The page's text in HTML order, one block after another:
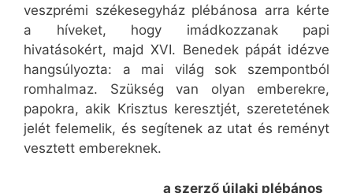
veszprémi székesegyház plébánosa arra kérte
a híveket, hogy imádkozzanak papi
hivatásokért, majd XVI. Benedek pápát idézve
hangsúlyozta: a mai világ sok szempontból
romhalmaz. Szükség van olyan emberekre,
papokra, akik Krisztus keresztjét, szeretetének
jelét felemelik, és segítenek az utat és reményt
vesztett embereknek.
a szerző újlaki plébános